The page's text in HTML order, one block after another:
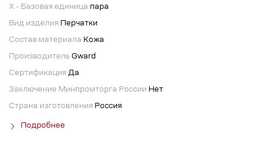
X - Базовая единица пара
Вид изделия Перчатки
Состав материала Кожа
Производитель Gward
Сертификация Да
Заключение Минпромторга России Нет
Страна изготовления Россия
Подробнее